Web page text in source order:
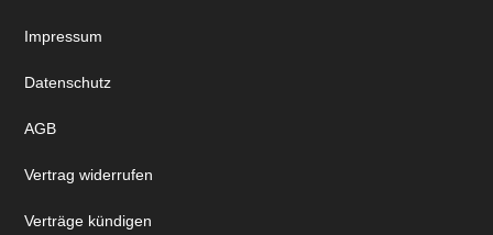
Impressum
Datenschutz
AGB
Vertrag widerrufen
Verträge kündigen